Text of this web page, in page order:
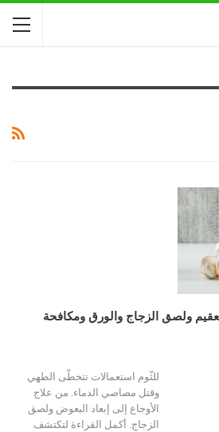
ولصق الزجاج والورق ومكافحة
للثّوم استعمالات تتخطّى الطهي
وقتل مصاصي الدماء. من علاج
الأوجاع إلى إبعاد البعوض ولصق
الزجاج. أكمل القراءة لتكتشف